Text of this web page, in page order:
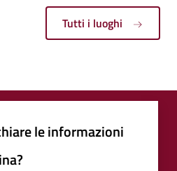
Tutti i luoghi
le informazioni